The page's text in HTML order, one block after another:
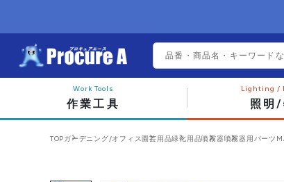
作業工具 照明/
TOPガーデニング/オフィス園芸用品緑化用品噴霧器噴霧器用パーツ